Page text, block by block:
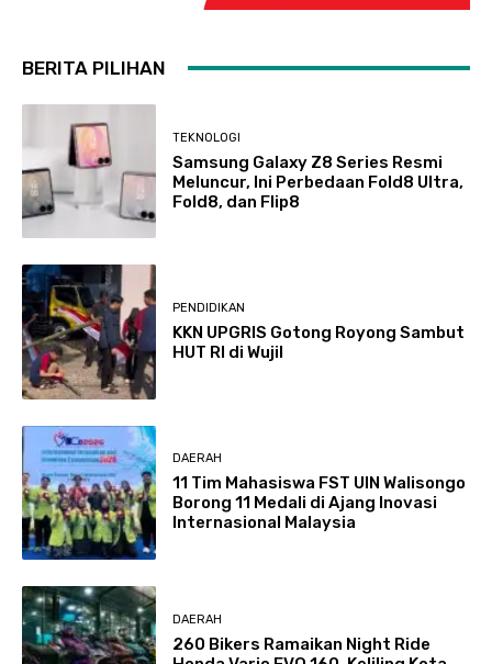
BERITA PILIHAN
TEKNOLOGI
Samsung Galaxy Z8 Series Resmi
Meluncur, Ini Perbedaan Fold8 Ultra,
Fold8, dan Flip8
PENDIDIKAN
KKN UPGRIS Gotong Royong Sambut
HUT RI di Wujil
DAERAH
11 Tim Mahasiswa FST UIN Walisongo
Borong 11 Medali di Ajang Inovasi
Internasional Malaysia
DAERAH
260 Bikers Ramaikan Night Ride